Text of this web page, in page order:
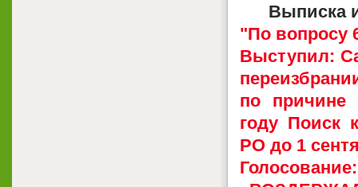
Выписка из
"По вопросу
Выступил:
по причине
году Поиск
РО до 1